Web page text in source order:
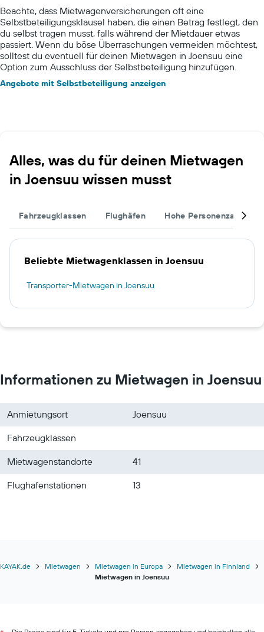
Beachte, dass Mietwagenversicherungen oft eine
Selbstbeteiligungsklausel haben, die einen Betrag festlegt, den
du selbst tragen musst, falls während der Mietdauer etwas
passiert. Wenn du böse Überraschungen vermeiden möchtest,
solltest du eventuell für deinen Mietwagen in Joensuu eine
Option zum Ausschluss der Selbstbeteiligung hinzufügen.
Angebote mit Selbstbeteiligung anzeigen
Alles, was du für deinen Mietwagen
in Joensuu wissen musst
Fahrzeugklassen Flughäfen Hohe Personenzahl
Beliebte Mietwagenklassen in Joensuu
Transporter-Mietwagen in Joensuu
Informationen zu Mietwagen in Joensuu
Anmietungsort
Joensuu
Fahrzeugklassen
Mietwagenstandorte
41
Flughafenstationen
13
KAYAK.de Mietwagen Mietwagen in Europa
Mietwagen in Finnland
Mietwagen in Joensuu